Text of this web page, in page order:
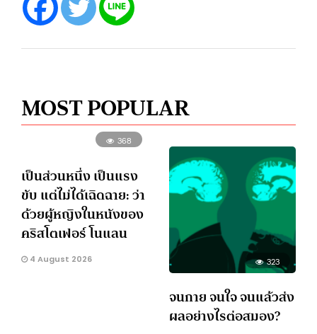
MOST POPULAR
368
เป็นส่วนหนึ่ง เป็นแรง
ขับ แต่ไม่ได้เฉิดฉาย: ว่า
ด้วยผู้หญิงในหนังของ
คริสโตเฟอร์ โนแลน
4 August 2026 323
จนกาย จนใจ จนแล้วส่ง
ผลอย่างไรต่อสมอง?